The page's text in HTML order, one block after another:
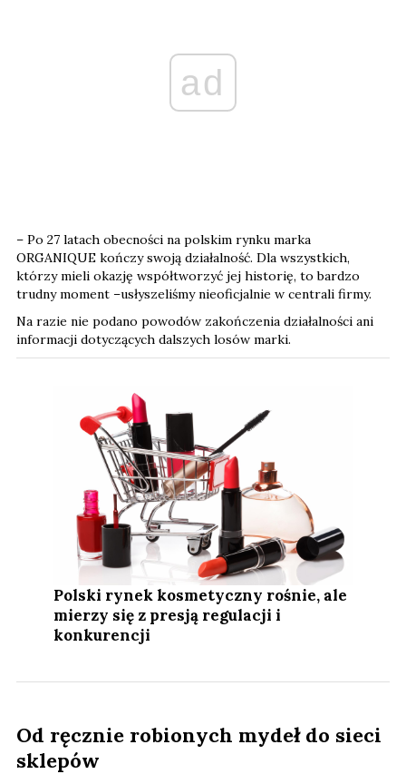
ad
– Po 27 latach obecności na polskim rynku marka
ORGANIQUE kończy swoją działalność. Dla wszystkich,
którzy mieli okazję współtworzyć jej historię, to bardzo
trudny moment –usłyszeliśmy nieoficjalnie w centrali firmy.
Na razie nie podano powodów zakończenia działalności ani
informacji dotyczących dalszych losów marki.
Polski rynek kosmetyczny rośnie, ale
mierzy się z presją regulacji i
konkurencji
Od ręcznie robionych mydeł do sieci
sklepów